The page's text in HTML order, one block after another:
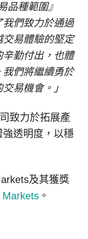
品種範圍』
們致力於通過
易體驗的堅定
勤付出，也體
們將繼續勇於
易機會。」
致力於拓展產
透明度，以穩
及其獲獎
Markets 。